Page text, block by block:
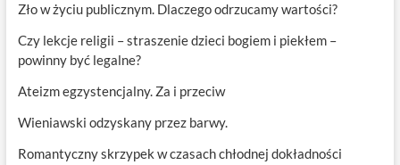
Zło w życiu publicznym. Dlaczego odrzucamy wartości?
Czy lekcje religii – straszenie dzieci bogiem i piekłem –
powinny być legalne?
Ateizm egzystencjalny. Za i przeciw
Wieniawski odzyskany przez barwy.
Romantyczny skrzypek w czasach chłodnej dokładności